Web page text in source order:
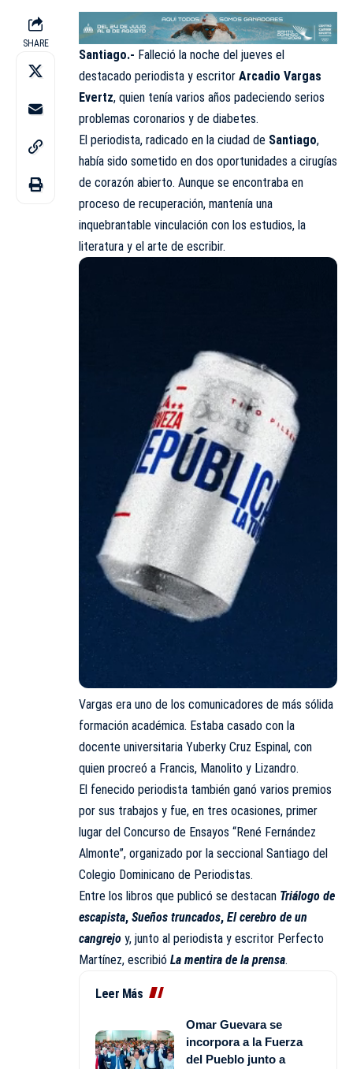
SHARE
Santiago.- Falleció la noche del jueves el
destacado periodista y escritor Arcadio Vargas
Evertz, quien tenía varios años padeciendo serios
problemas coronarios y de diabetes.
El periodista, radicado en la ciudad de Santiago,
había sido sometido en dos oportunidades a cirugías
de corazón abierto. Aunque se encontraba en
proceso de recuperación, mantenía una
inquebrantable vinculación con los estudios, la
literatura y el arte de escribir.
Vargas era uno de los comunicadores de más sólida
formación académica. Estaba casado con la
docente universitaria Yuberky Cruz Espinal, con
quien procreó a Francis, Manolito y Lizandro.
El fenecido periodista también ganó varios premios
por sus trabajos y fue, en tres ocasiones, primer
lugar del Concurso de Ensayos “René Fernández
Almonte”, organizado por la seccional Santiago del
Colegio Dominicano de Periodistas.
Entre los libros que publicó se destacan Triálogo de
escapista, Sueños truncados, El cerebro de un
cangrejo y, junto al periodista y escritor Perfecto
Martínez, escribió La mentira de la prensa.
Leer Más
Omar Guevara se
incorpora a la Fuerza
del Pueblo junto a